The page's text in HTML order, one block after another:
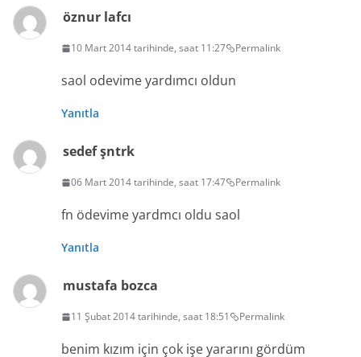
öznur lafcı
10 Mart 2014 tarihinde, saat 11:27 Permalink
saol odevime yardımcı oldun
Yanıtla
sedef şntrk
06 Mart 2014 tarihinde, saat 17:47 Permalink
fn ödevime yardmcı oldu saol
Yanıtla
mustafa bozca
11 Şubat 2014 tarihinde, saat 18:51 Permalink
benim kızım için çok işe yararını gördüm